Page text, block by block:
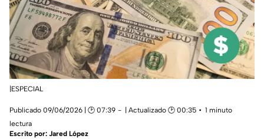
|ESPECIAL
Publicado 09/06/2026 | 🕑 07:39 | Actualizado 🕑 00:35
1 minuto
lectura
Escrito por: Jared López